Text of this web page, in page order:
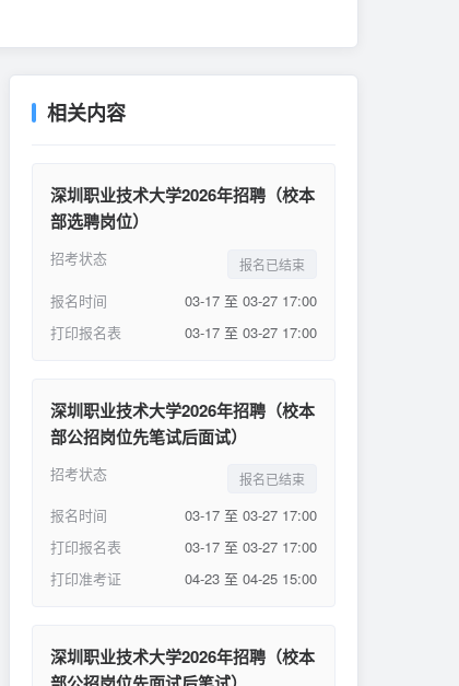
相关内容
深圳职业技术大学2026年招聘（校本
部选聘岗位）
招考状态 报名已结束
报名时间
03-17 至 03-27 17:00
打印报名表
03-17 至 03-27 17:00
深圳职业技术大学2026年招聘（校本
部公招岗位先笔试后面试）
招考状态 报名已结束
报名时间
03-17 至 03-27 17:00
打印报名表
03-17 至 03-27 17:00
打印准考证
04-23 至 04-25 15:00
深圳职业技术大学2026年招聘（校本